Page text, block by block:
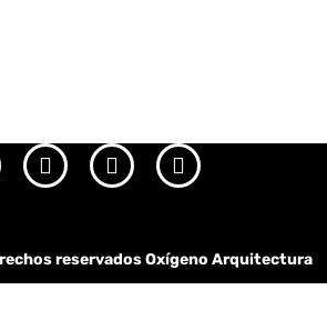
reservados Oxígeno Arquitectura